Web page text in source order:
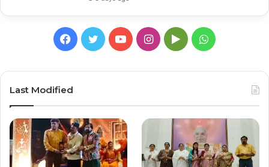
Facebook
TwitterYouTubeInstagram
GoogleWhatsApp
Last Modified